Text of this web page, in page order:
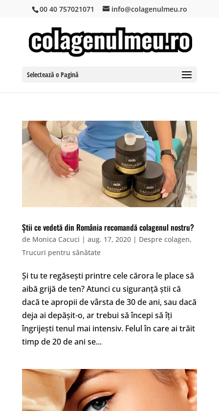
00 40 757021071 info@colagenulmeu.ro
Selectează o Pagină
Știi ce vedetă din România recomandă colagenul nostru?
de Monica Cacuci | aug. 17, 2020| Despre colagen,
Trucuri pentru sănătate
Și tu te regăsești printre cele cărora le place să
aibă grijă de ten? Atunci cu siguranță știi că
dacă te apropii de vârsta de 30 de ani, sau dacă
deja ai depășit-o, ar trebui să începi să îți
îngrijești tenul mai intensiv. Felul în care ai trăit
timp de 20 de ani se...